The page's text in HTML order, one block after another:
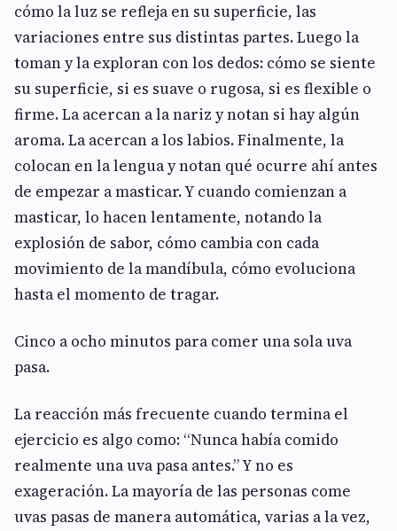
cómo la luz se refleja en su superficie, las
variaciones entre sus distintas partes. Luego la
toman y la exploran con los dedos: cómo se siente
su superficie, si es suave o rugosa, si es flexible o
firme. La acercan a la nariz y notan si hay algún
aroma. La acercan a los labios. Finalmente, la
colocan en la lengua y notan qué ocurre ahí antes
de empezar a masticar. Y cuando comienzan a
masticar, lo hacen lentamente, notando la
explosión de sabor, cómo cambia con cada
movimiento de la mandíbula, cómo evoluciona
hasta el momento de tragar.
Cinco a ocho minutos para comer una sola uva
pasa.
La reacción más frecuente cuando termina el
ejercicio es algo como: “Nunca había comido
realmente una uva pasa antes.” Y no es
exageración. La mayoría de las personas come
uvas pasas de manera automática, varias a la vez,